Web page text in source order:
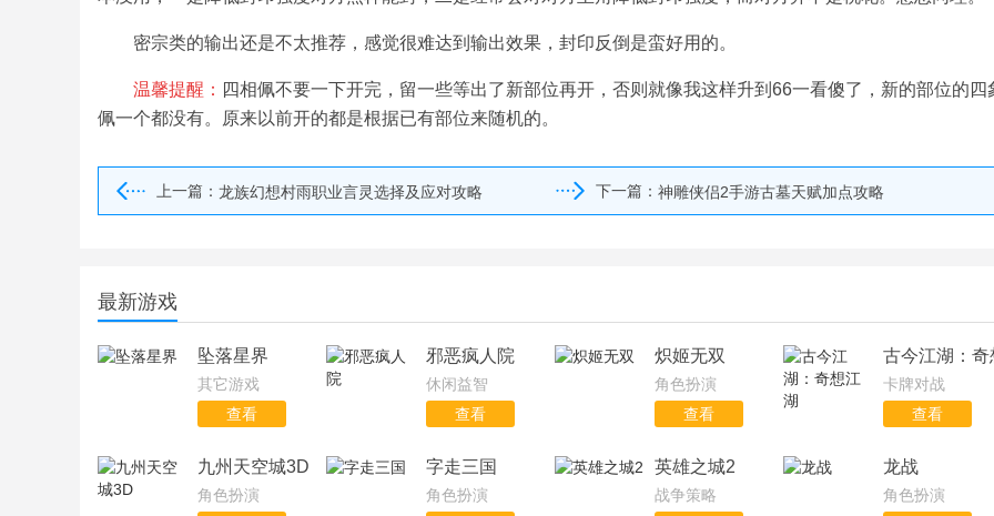
密宗类的输出还是不太推荐，感觉很难达到输出效果，封印反倒是蛮好用的。
温馨提醒： 四相佩不要一下开完，留一些等出了新部位再开，否则就像我这样升到66一看傻了，新的部位的四
佩一个都没有。原来以前开的都是根据已有部位来随机的。
上一篇： 龙族幻想村雨职业言灵选择及应对攻略 下一篇： 神雕侠侣2手游古墓天赋加点攻略
最新游戏
坠落星界
其它游戏
查看
邪恶疯人院
休闲益智
查看
炽姬无双
角色扮演
查看
古今江湖：奇
卡牌对战
查看
九州天空城3D
角色扮演
字走三国
角色扮演
英雄之城2
战争策略
龙战
角色扮演